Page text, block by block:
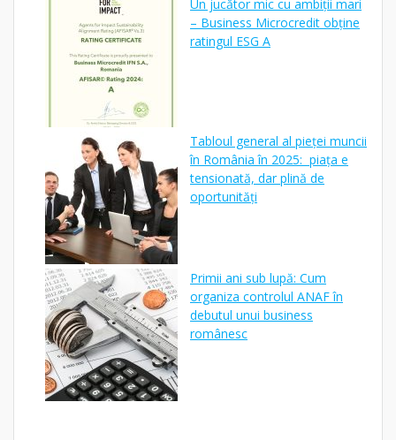
Un jucător mic cu ambiții mari
– Business Microcredit obține
ratingul ESG A
Tabloul general al pieței muncii
în România în 2025: piața e
tensionată, dar plină de
oportunități
Primii ani sub lupă: Cum
organiza controlul ANAF în
debutul unui business
românesc